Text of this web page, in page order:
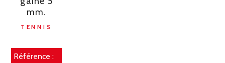
mm.
TENNIS
Référence :